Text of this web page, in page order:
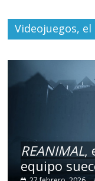
Videojuegos,
REANIMAL,
equipo